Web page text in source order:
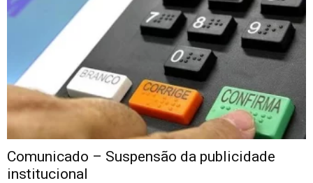
Comunicado – Suspensão da publicidade
institucional